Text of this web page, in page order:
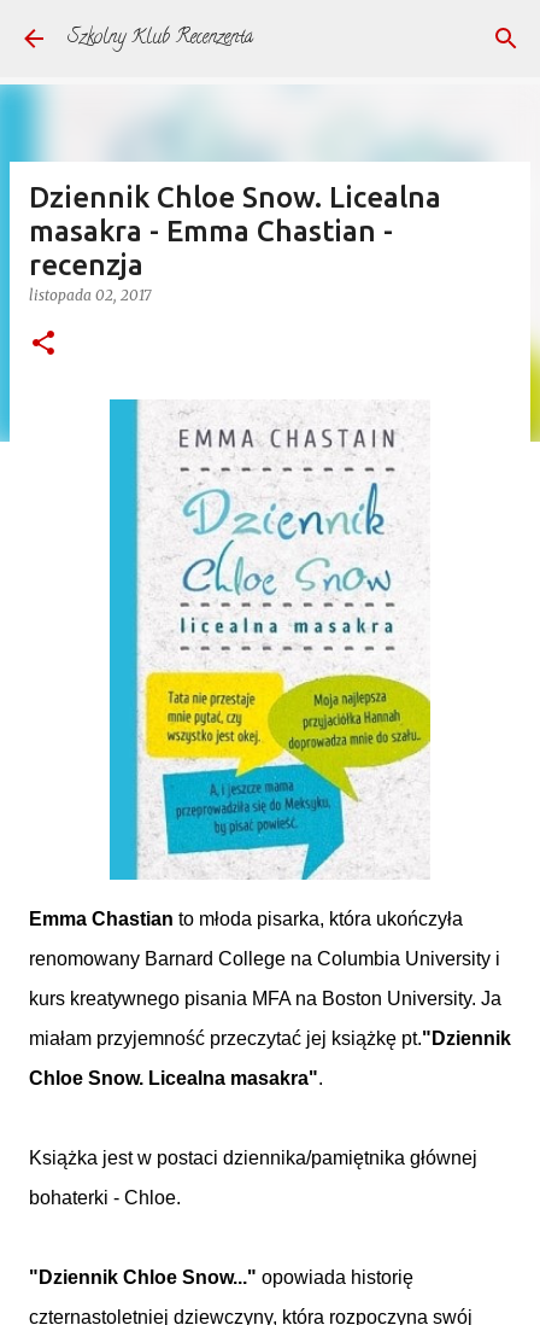
Przejdź do głównej zawartości
Szkolny Klub Recenzenta
Dziennik Chloe Snow. Licealna
masakra - Emma Chastian -
recenzja
listopada 02, 2017
Emma Chastian to młoda pisarka, która ukończyła
renomowany Barnard College na Columbia University i
kurs kreatywnego pisania MFA na Boston University. Ja
miałam przyjemność przeczytać jej książkę pt."Dziennik
Chloe Snow. Licealna masakra".
Książka jest w postaci dziennika/pamiętnika głównej
bohaterki - Chloe.
"Dziennik Chloe Snow..." opowiada historię
czternastoletniej dziewczyny, która rozpoczyna swój